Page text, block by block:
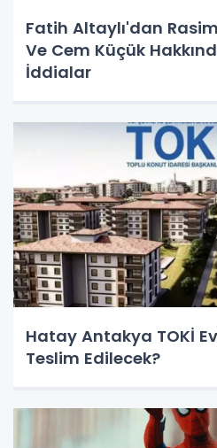
Fatih Altaylı'dan
Ve Cem Küçük
İddialar
Hatay Antakya TOKİ
Teslim Edilecek?